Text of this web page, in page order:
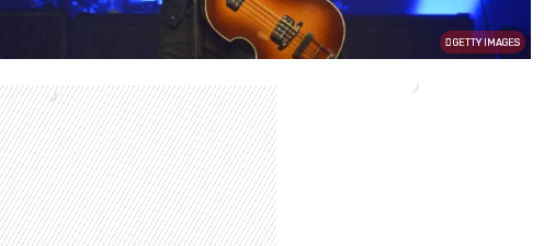
GETTY IMAGES